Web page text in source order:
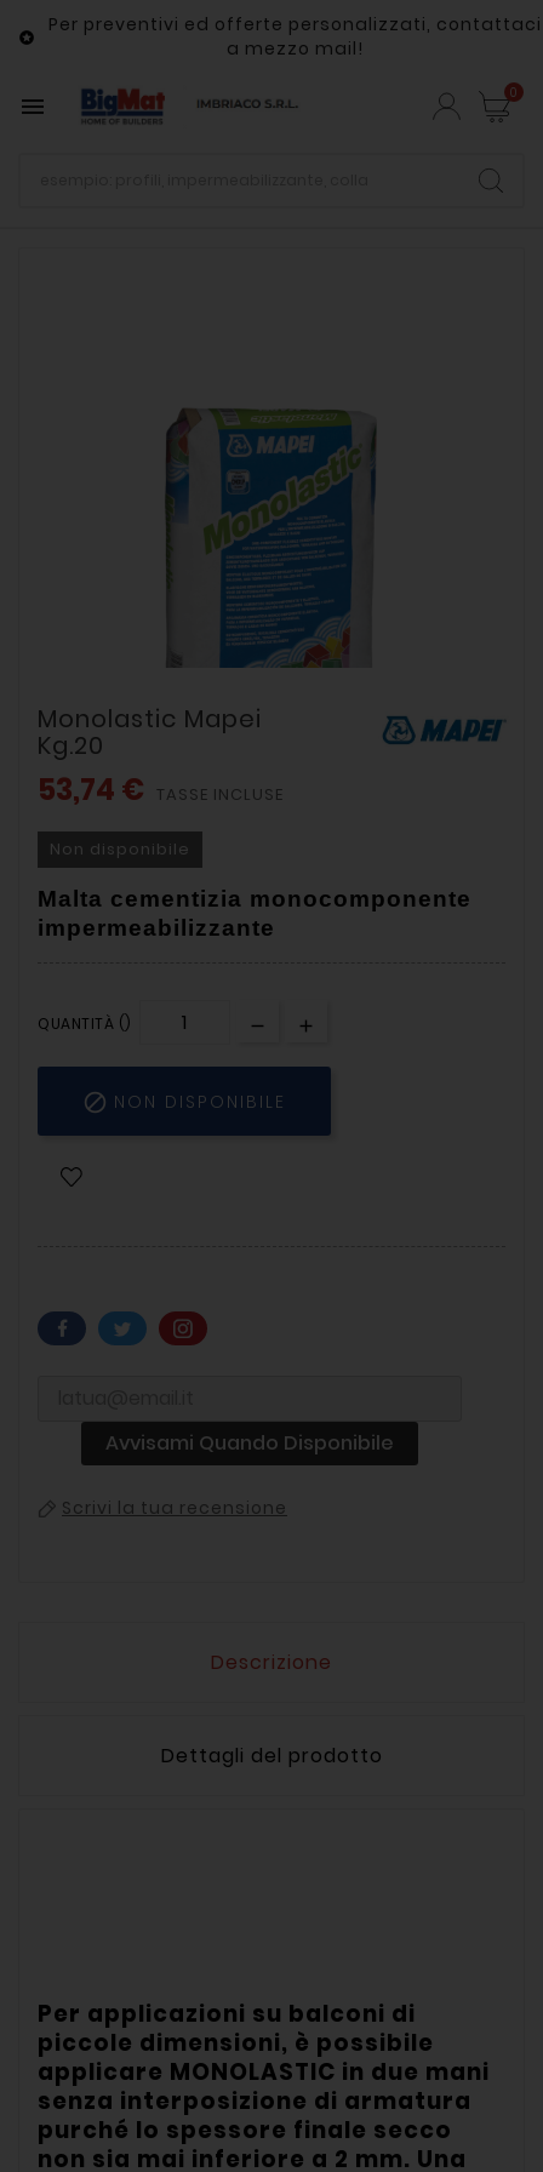

Per preventivi ed offerte personalizzati, contattaci
a mezzo mail!
 0
Monolastic Mapei
Kg.20
53,74 € TASSE INCLUSE
Non disponibile
Malta cementizia monocomponente
impermeabilizzante
QUANTITÀ ()
 NON DISPONIBILE
Avvisami Quando Disponibile
Scrivi la tua recensione
Descrizione
Dettagli del prodotto
Per applicazioni su balconi di
piccole dimensioni, è possibile
applicare MONOLASTIC in due mani
senza interposizione di armatura
purché lo spessore finale secco
non sia mai inferiore a 2 mm. Una